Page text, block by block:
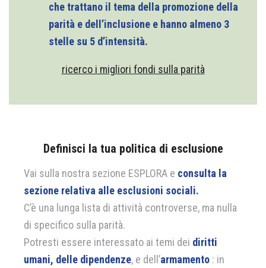
che trattano il tema della promozione della
parità e dell’inclusione e hanno almeno 3
stelle su 5 d’intensità.
ricerco i migliori fondi sulla parità
Definisci la tua politica di esclusione
Vai sulla nostra sezione ESPLORA e consulta la
sezione relativa alle esclusioni sociali.
C’è una lunga lista di attività controverse, ma nulla
di specifico sulla parità.
Potresti essere interessato ai temi dei diritti
umani, delle dipendenze, e dell’armamento : in